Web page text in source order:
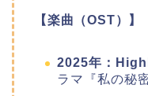
【楽曲（OST）】
2025年：
ラマ『私の秘